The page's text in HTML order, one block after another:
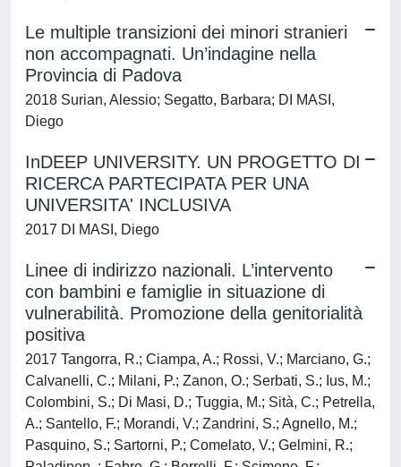
Le multiple transizioni dei minori stranieri
non accompagnati. Un’indagine nella
Provincia di Padova
2018 Surian, Alessio; Segatto, Barbara; DI MASI,
Diego
InDEEP UNIVERSITY. UN PROGETTO DI
RICERCA PARTECIPATA PER UNA
UNIVERSITA' INCLUSIVA
2017 DI MASI, Diego
Linee di indirizzo nazionali. L’intervento
con bambini e famiglie in situazione di
vulnerabilità. Promozione della genitorialità
positiva
2017 Tangorra, R.; Ciampa, A.; Rossi, V.; Marciano, G.;
Calvanelli, C.; Milani, P.; Zanon, O.; Serbati, S.; Ius, M.;
Colombini, S.; Di Masi, D.; Tuggia, M.; Sità, C.; Petrella,
A.; Santello, F.; Morandi, V.; Zandrini, S.; Agnello, M.;
Pasquino, S.; Sartorni, P.; Comelato, V.; Gelmini, R.;